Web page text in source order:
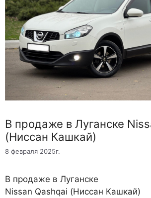
В продаже в Луганске
(Ниссан Кашкай)
8 февраля 2025г.
В продаже в Луганске
Nissan Qashqai (Ниссан Кашкай)